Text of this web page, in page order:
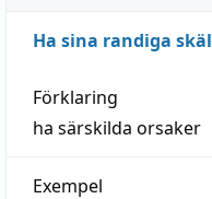
Ha sina randiga skäl
Förklaring
ha särskilda orsaker
Exempel